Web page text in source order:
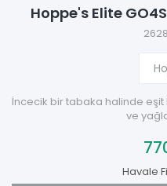
Hoppe's Elite
İncecik bir tabaka halinde eşit
ve
Havale